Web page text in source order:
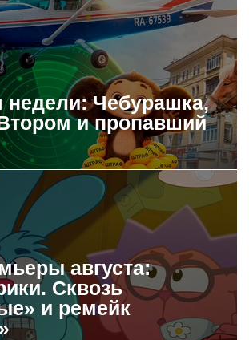
недели: Чебурашка,
и пропавший
августа:
Сквозь
и ремейк